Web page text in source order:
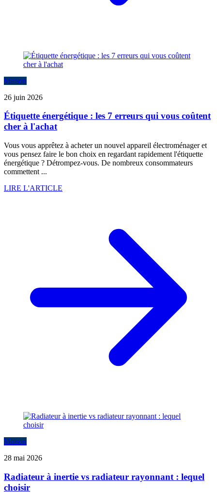
Maison
26 juin 2026
Étiquette énergétique : les 7 erreurs qui vous coûtent
cher à l'achat
Vous vous apprêtez à acheter un nouvel appareil électroménager et
vous pensez faire le bon choix en regardant rapidement l'étiquette
énergétique ? Détrompez-vous. De nombreux consommateurs
commettent ...
LIRE L'ARTICLE
Maison
28 mai 2026
Radiateur à inertie vs radiateur rayonnant : lequel
choisir